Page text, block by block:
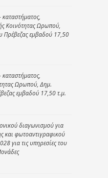
Κοινότητας Ωρωπού,
Πρέβεζας εμβαδού 17,50
Ωρωπού, Δημ.
εμβαδού 17,50 τ.μ.
διαγωνισμού για
και φωτοαντιγραφικού
για τις υπηρεσίες του